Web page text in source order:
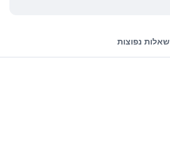
שאלות נפוצות